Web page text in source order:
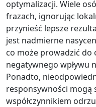
optymalizacji. Wiele
frazach, ignorując
przynieść lepsze
jest nadmierne
co może prowadzić do
negatywnego wpływu
Ponadto,
responsywności mogą
współczynnikiem